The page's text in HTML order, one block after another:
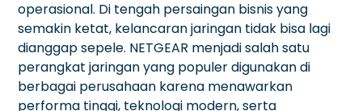
operasional. Di tengah persaingan bisnis yang
semakin ketat, kelancaran jaringan tidak bisa lagi
dianggap sepele. NETGEAR menjadi salah satu
perangkat jaringan yang populer digunakan di
berbagai perusahaan karena menawarkan
performa tinggi, teknologi modern, serta